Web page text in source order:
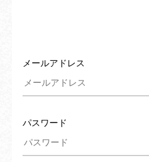
メールアドレス
パスワード